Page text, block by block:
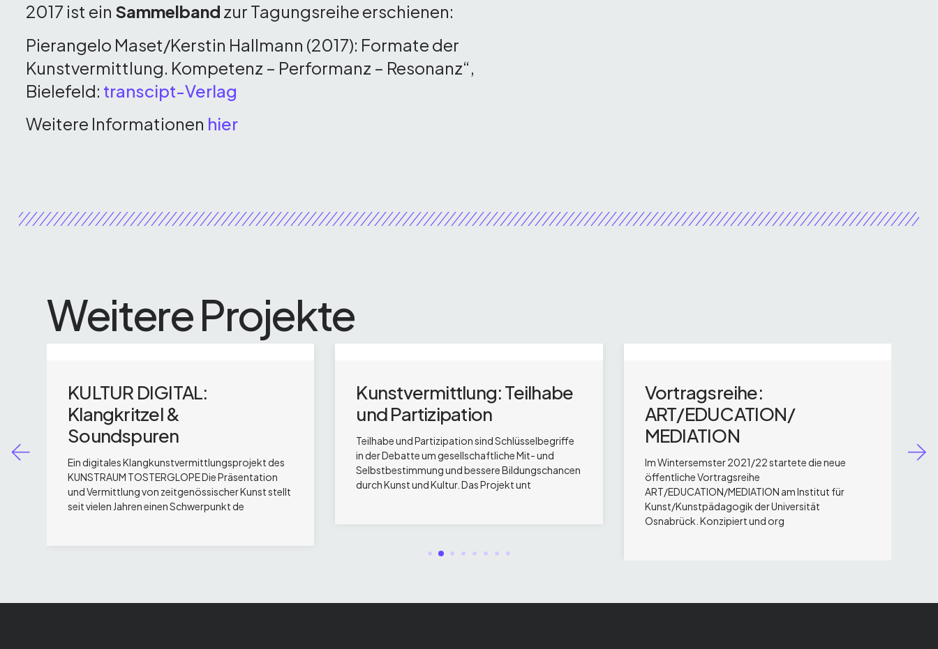
2017 ist ein Sammelband zur Tagungsreihe erschienen:
Pierangelo Maset/Kerstin Hallmann (2017): Formate der
Kunstvermittlung. Kompetenz – Performanz – Resonanz“,
Bielefeld: transcipt-Verlag
Weitere Informationen hier
Weitere Projekte
KULTUR DIGITAL:
Klangkritzel &
Soundspuren
Ein digitales Klangkunstvermittlungs­projekt des
KUNSTRAUM TOSTERGLOPE Die Präsentation
und Vermittlung von zeitgenössischer Kunst stellt
seit vielen Jahren einen Schwerpunkt de
Kunstvermittlung: Teilhabe
und Partizipation
Teilhabe und Partizipation sind Schlüsselbegriffe
in der Debatte um gesellschaftliche Mit- und
Selbstbestimmung und bessere Bildungschancen
durch Kunst und Kultur. Das Projekt unt
Vortragsreihe:
ART/EDUCATION/
MEDIATION
Im Wintersemster 2021/22 startete die neue
öffentliche Vortragsreihe
ART/EDUCATION/MEDIATION am Institut für
Kunst/Kunstpädagogik der Universität
Osnabrück. Konzipiert und org